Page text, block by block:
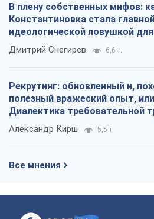
В плену собственных мифов:
Константиновка стала
идеологической ловушкой для
российских оккупантов
Дмитрий Снегирев 6,6 т.
Рекрутинг: обновленный и,
полезный вражеский опыт, или
Диалектика требовательной
Александр Кирш 5,5 т.
Все мнения